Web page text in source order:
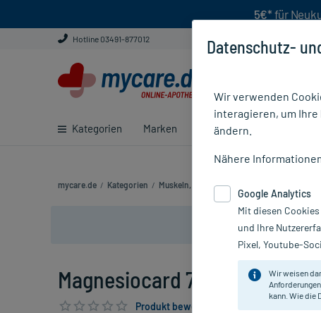
5€* für
Hotline 03491-877012
Kategorien Marken Ratgeber
mycare.de / Kategorien / Muskeln, Knochen & Gelenke
Magnesiocard 7,5 mmol, 100
Produkt bewerten & PlusHerzen sichern
Datenschutz-
Wir verwenden
interagieren, um
ändern.
Nähere
Google Analytics
Mit diesen
und Ihre
Pixel, Youtube-
Wir weisen
kann. Wie die